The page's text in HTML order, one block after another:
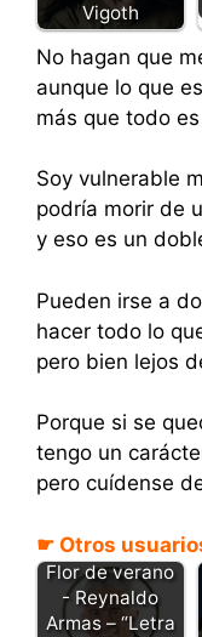
Vigoth
No hagan que
aunque lo que
más que todo
Soy vulnerable
podría morir de
y eso es un
Pueden irse a
hacer todo lo
pero bien lejos
Porque si se
tengo un
pero cuídense
☛ Otros
Flor de verano
- Reynaldo
Armas – “Letra